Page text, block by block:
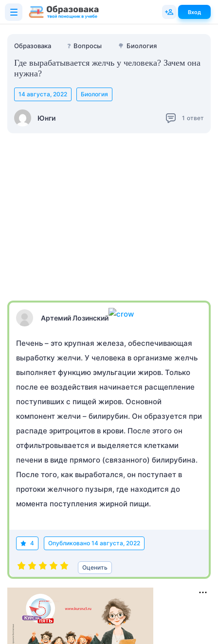
Образовака ❓ Вопросы 🌳 Биология
Где вырабатывается желчь у человека? Зачем она
нужна?
Юнги
14 августа, 2022 Биология
1 ответ
Артемий Лозинский
Печень – это крупная железа, обеспечивающая
выработку желчи. У человека в организме желчь
выполняет функцию эмульгации жиров. Только
после ее воздействия начинается расщепление
поступивших с пищей жиров. Основной
компонент желчи – билирубин. Он образуется при
распаде эритроцитов в крови. После этого он
отфильтровывается и выделяется клетками
печени в виде прямого (связанного) билирубина.
После того, как выработался, он поступает в
протоки желчного пузыря, где находится до
момента поступления жирной пищи.
4 Опубликовано 14 августа, 2022
Оценить
Вход